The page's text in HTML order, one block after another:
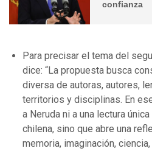
confianza
Para precisar el tema del
dice: “La propuesta busca
diversa de autoras, autores,
territorios y disciplinas. En
a Neruda ni a una lectura
chilena, sino que abre una
memoria, imaginación,